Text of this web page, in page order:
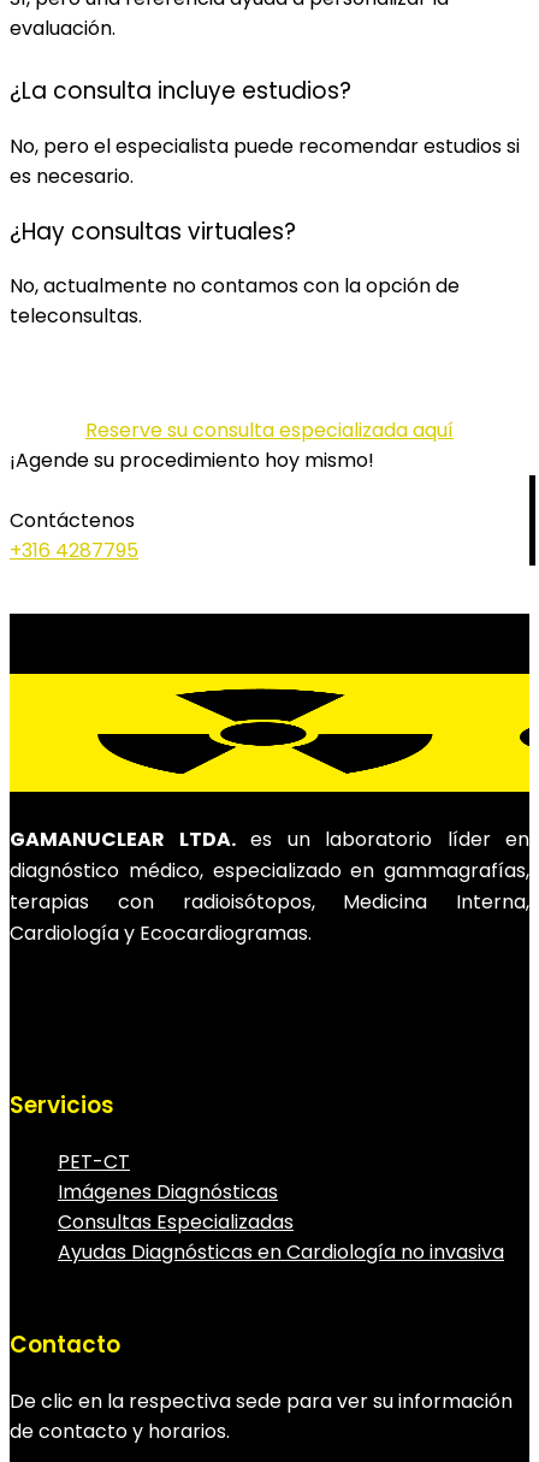
evaluación.
¿La consulta incluye estudios?
No, pero el especialista puede recomendar estudios si
es necesario.
¿Hay consultas virtuales?
No, actualmente no contamos con la opción de
teleconsultas.
Reserve su consulta especializada aquí
¡Agende su procedimiento hoy mismo!
Contáctenos
+316 4287795
GAMANUCLEAR LTDA.es un laboratorio líder en
diagnóstico médico, especializado en gammagrafías,
terapias con radioisótopos, Medicina Interna,
Cardiología y Ecocardiogramas.
Servicios
PET-CT
Imágenes Diagnósticas
Consultas Especializadas
Ayudas Diagnósticas en Cardiología no invasiva
Contacto
De clic en la respectiva sede para ver su información
de contacto y horarios.